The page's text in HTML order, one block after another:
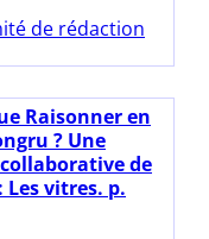
de rédaction
Raisonner en
? Une
de
Les vitres. p.